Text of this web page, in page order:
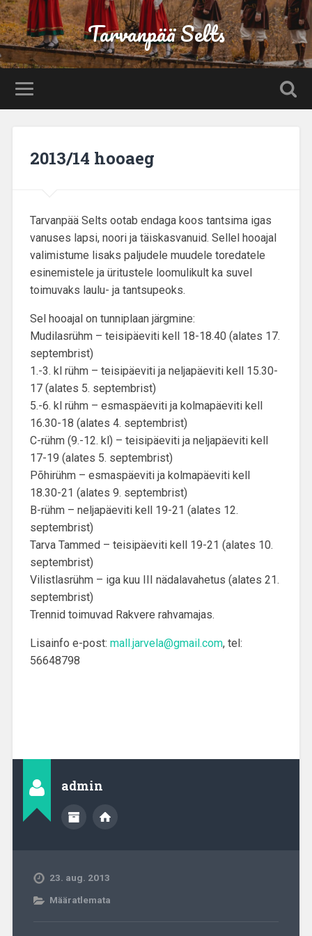
Tarvanpää Selts
2013/14 hooaeg
Tarvanpää Selts ootab endaga koos tantsima igas
vanuses lapsi, noori ja täiskasvanuid. Sellel hooajal
valimistume lisaks paljudele muudele toredatele
esinemistele ja üritustele loomulikult ka suvel
toimuvaks laulu- ja tantsupeoks.
Sel hooajal on tunniplaan järgmine:
Mudilasrühm – teisipäeviti kell 18-18.40 (alates 17.
septembrist)
1.-3. kl rühm – teisipäeviti ja neljapäeviti kell 15.30-
17 (alates 5. septembrist)
5.-6. kl rühm – esmaspäeviti ja kolmapäeviti kell
16.30-18 (alates 4. septembrist)
C-rühm (9.-12. kl) – teisipäeviti ja neljapäeviti kell
17-19 (alates 5. septembrist)
Põhirühm – esmaspäeviti ja kolmapäeviti kell
18.30-21 (alates 9. septembrist)
B-rühm – neljapäeviti kell 19-21 (alates 12.
septembrist)
Tarva Tammed – teisipäeviti kell 19-21 (alates 10.
septembrist)
Vilistlasrühm – iga kuu III nädalavahetus (alates 21.
septembrist)
Trennid toimuvad Rakvere rahvamajas.
Lisainfo e-post: mall.jarvela@gmail.com, tel:
56648798
admin
23. aug. 2013
Määratlemata